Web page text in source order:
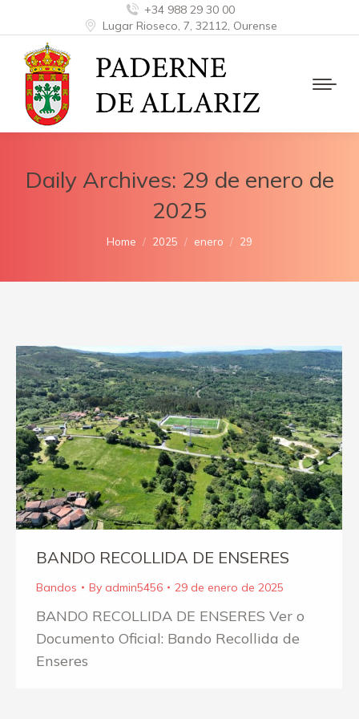
+34 988 29 30 00
Lugar Rioseco, 7, 32112, Ourense
Daily Archives: 29 de enero de
2025
You are here:
Home 2025 enero 29
BANDO RECOLLIDA DE ENSERES
Bandos By admin5456 29 de enero de 2025
BANDO RECOLLIDA DE ENSERES Ver o
Documento Oficial: Bando Recollida de
Enseres